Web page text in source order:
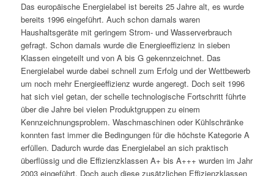
Das europäische Energielabel ist bereits 25 Jahre alt, es wurde
bereits 1996 eingeführt. Auch schon damals waren
Haushaltsgeräte mit geringem Strom- und Wasserverbrauch
gefragt. Schon damals wurde die Energieeffizienz in sieben
Klassen eingeteilt und von A bis G gekennzeichnet. Das
Energielabel wurde dabei schnell zum Erfolg und der Wettbewerb
um noch mehr Energieeffizienz wurde angeregt. Doch seit 1996
hat sich viel getan, der schelle technologische Fortschritt führte
über die Jahre bei vielen Produktgruppen zu einem
Kennzeichnungsproblem. Waschmaschinen oder Kühlschränke
konnten fast immer die Bedingungen für die höchste Kategorie A
erfüllen. Dadurch wurde das Energielabel an sich praktisch
überflüssig und die Effizienzklassen A+ bis A+++ wurden im Jahr
2003 eingeführt. Doch auch diese zusätzlichen Effizienzklassen